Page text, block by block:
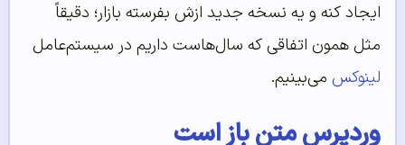
ایجاد کنه و یه نسخه جدید ازش بفرسته بازار؛ دقیقاً
مثل همون اتفاقی که سال‌هاست داریم در سیستم‌عامل
لینوکس می‌بینیم.
وردپرس متن باز است